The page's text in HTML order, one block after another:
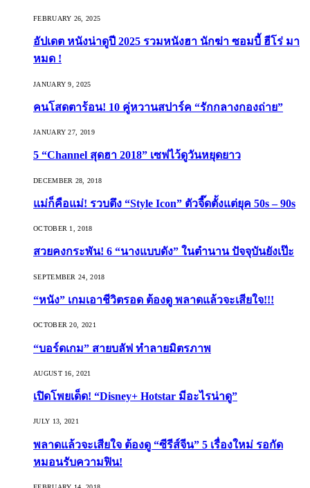
FEBRUARY 26, 2025
อัปเดต หนังน่าดูปี 2025 รวมหนังฮา นักฆ่า ซอมบี้ ฮีโร่ มา
หมด !
JANUARY 9, 2025
คนโสดตาร้อน! 10 คู่หวานสปาร์ค “รักกลางกองถ่าย”
JANUARY 27, 2019
5 “Channel สุดฮา 2018” เซฟไว้ดูวันหยุดยาว
DECEMBER 28, 2018
แม่ก็คือแม่! รวบตึง “Style Icon” ตัวจี๊ดตั้งแต่ยุค 50s – 90s
OCTOBER 1, 2018
สวยคงกระพัน! 6 “นางแบบดัง” ในตำนาน ปัจจุบันยังเป๊ะ
SEPTEMBER 24, 2018
“หนัง” เกมเอาชีวิตรอด ต้องดู พลาดแล้วจะเสียใจ!!!
OCTOBER 20, 2021
“บอร์ดเกม” สายบลัฟ ทำลายมิตรภาพ
AUGUST 16, 2021
เปิดโพยเด็ด! “Disney+ Hotstar มีอะไรน่าดู”
JULY 13, 2021
พลาดแล้วจะเสียใจ ต้องดู “ซีรีส์จีน” 5 เรื่องใหม่ รอกัด
หมอนรับความฟิน!